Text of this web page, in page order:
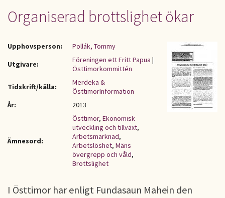
Organiserad brottslighet ökar
Upphovsperson:
Pollák, Tommy
Utgivare:
Föreningen ett Fritt Papua |
Östtimorkommittén
Tidskrift/källa:
Merdeka &
ÖsttimorInformation
År:
2013
Ämnesord:
Östtimor, Ekonomisk
utveckling och tillväxt,
Arbetsmarknad,
Arbetslöshet, Mäns
övergrepp och våld,
Brottslighet
I Östtimor har enligt Fundasaun Mahein den